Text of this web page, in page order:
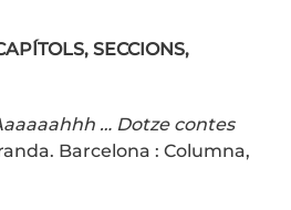
SECCIONS,
… Dotze contes
Barcelona : Columna,